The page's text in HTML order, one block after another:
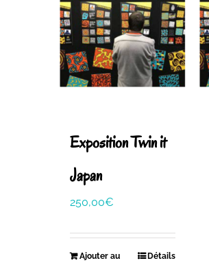
Exposition Twin it
Japan
250,00€
Ajouter au
Détails